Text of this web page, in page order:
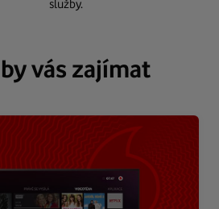
služby.
vás zajímat